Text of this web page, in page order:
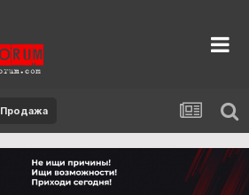
Продажа